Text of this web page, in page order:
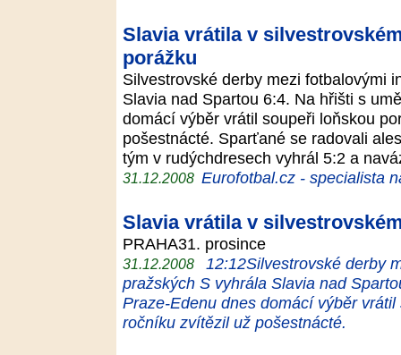
Slavia vrátila v
porážku
Silvestrovské derby mezi fotbalovými
Slavia nad Spartou 6:4. Na hřišti s
domácí výběr vrátil soupeři loňskou
pošestnácté. Sparťané se radovali
tým v rudýchdresech vyhrál 5:2 a
31.12.2008 Eurofotbal.cz - specialista
Slavia vrátila v
PRAHA31. prosince
31.12.2008
12:12Silvestrovské derby
pražských S vyhrála Slavia nad
Praze-Edenu dnes domácí výběr
ročníku zvítězil už pošestnácté.